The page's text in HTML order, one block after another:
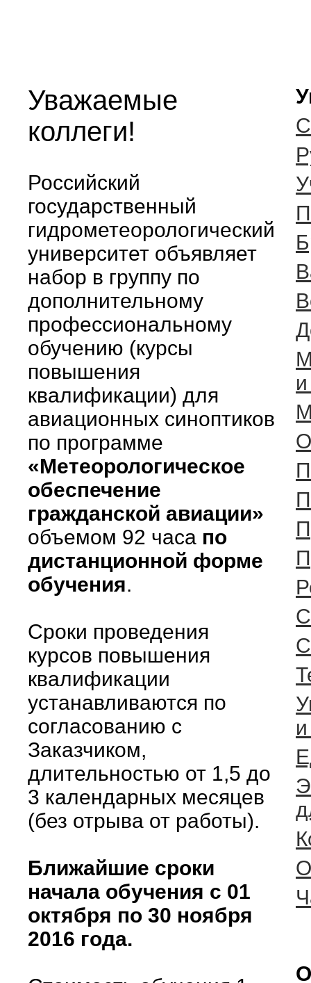
Уважаемые
коллеги!
Российский
государственный
гидрометеорологический
университет объявляет
набор в группу по
дополнительному
профессиональному
обучению (курсы
повышения
квалификации) для
авиационных синоптиков
по программе
«Метеорологическое
обеспечение
гражданской авиации»
объемом 92 часа по
дистанционной форме
обучения.
Сроки проведения
курсов повышения
квалификации
устанавливаются по
согласованию с
Заказчиком,
длительностью от 1,5 до
3 календарных месяцев
(без отрыва от работы).
Ближайшие сроки
начала обучения с 01
октября по 30 ноября
2016 года.